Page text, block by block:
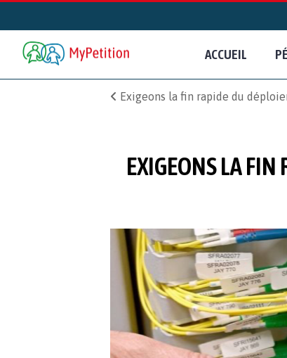
ACCUEIL
Exigeons la fin rapide du
EXIGEONS LA FIN